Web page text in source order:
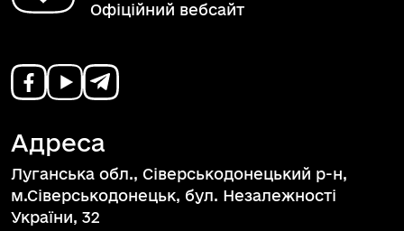
Офіційний вебсайт
Адреса
Луганська обл., Сіверськодонецький р-н,
м.Сіверськодонецьк, бул. Незалежності
України, 32